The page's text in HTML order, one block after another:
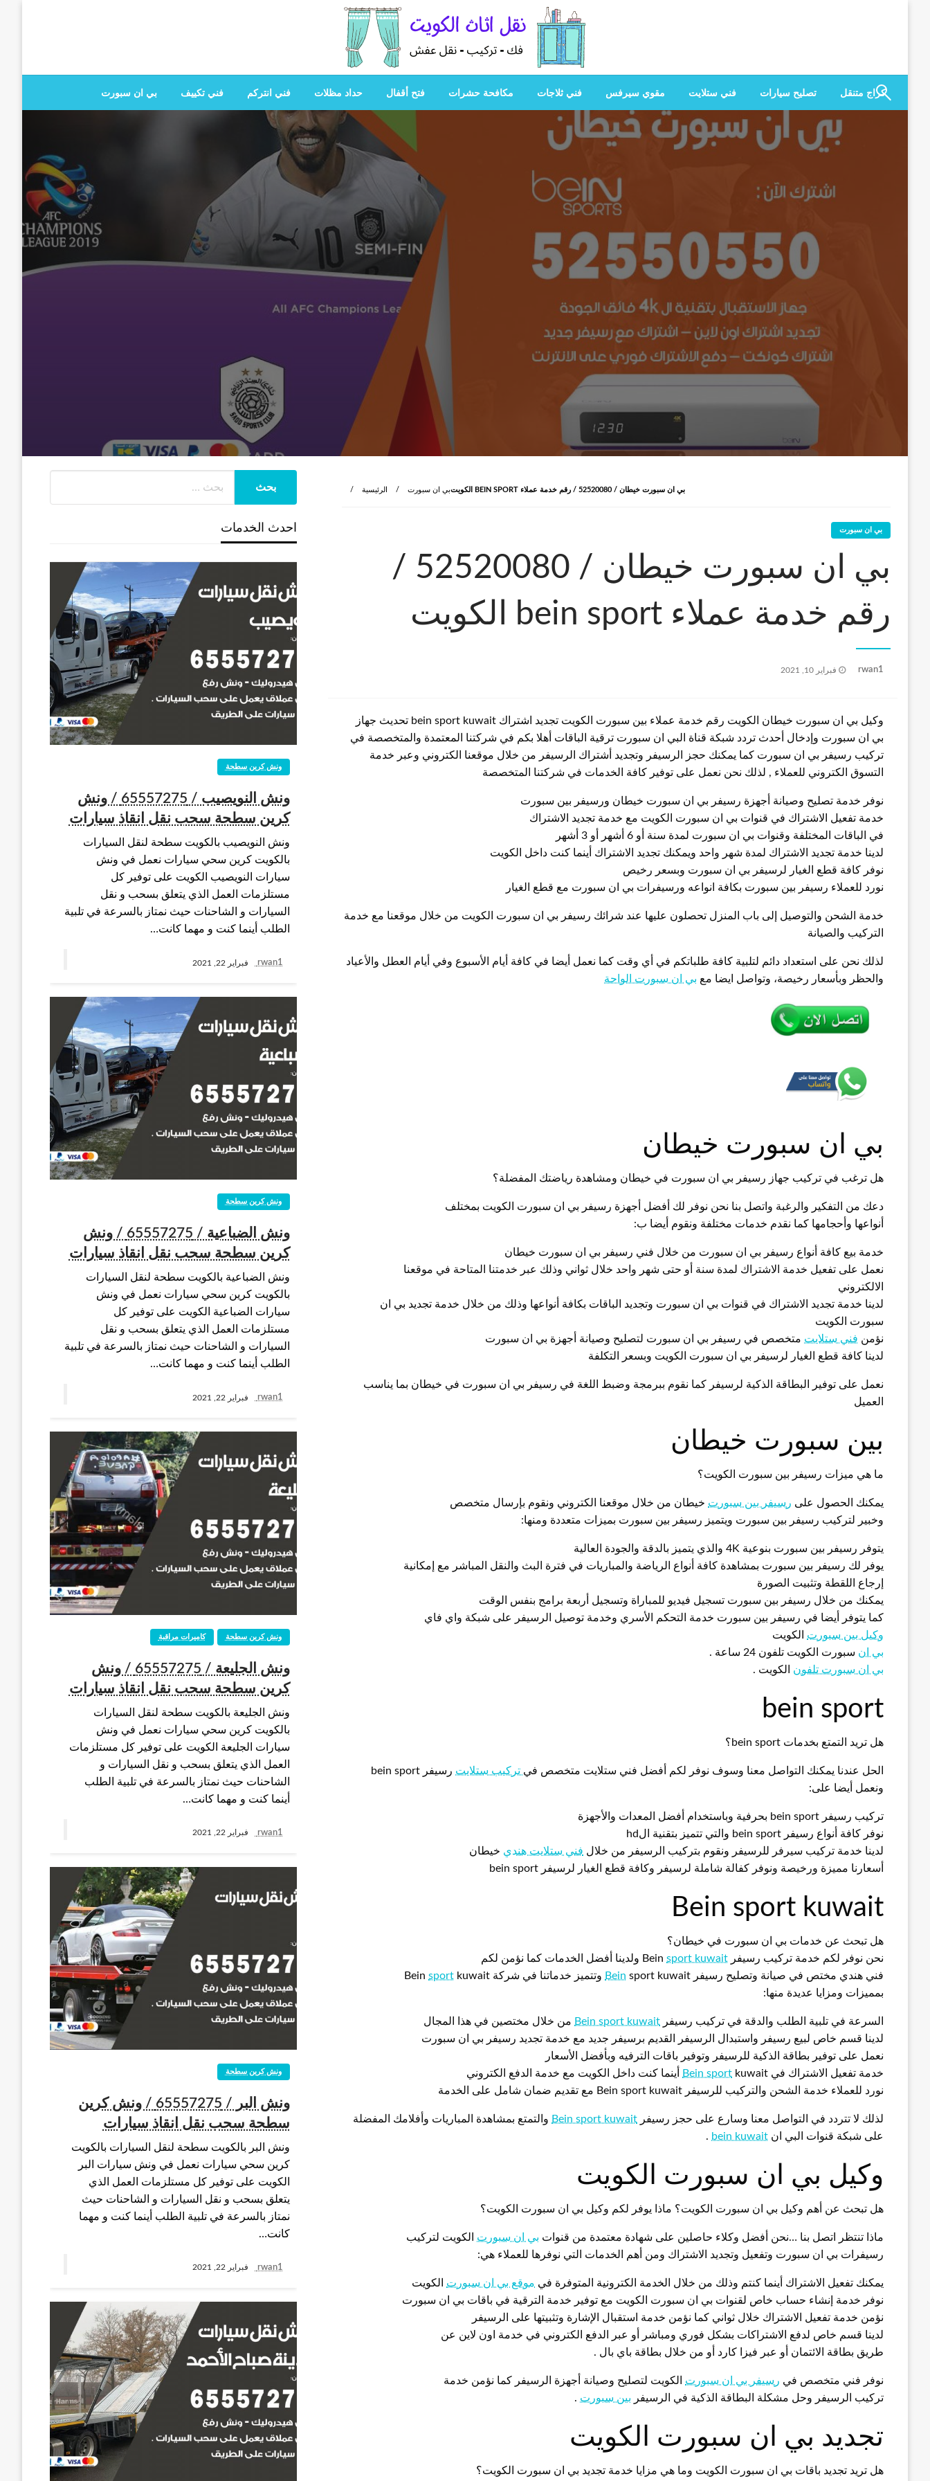
هل تبحث
هل تبحث عن أفضل خدمات بالكويت؟ خدمة فك نقل تركيب صيانة تصليح جميع الخدمات المنزلية في الكويت
كراج متنقل
تصليح سيارات فني ستلايت مقوي سيرفس فني ثلاجات مكافحة حشرات فتح أقفال حداد مظلات فني انتركم فني تكييف بي ان سبورت
الرئيسية بي ان سبورت بي ان سبورت خيطان / 52520080 / رقم خدمة عملاء BEIN SPORT الكويت
بي ان سبورت
بي ان سبورت خيطان / 52520080 /
رقم خدمة عملاء bein sport الكويت
rwan1
نُشر
فبراير 10, 2021
وكيل بي ان سبورت خيطان الكويت رقم خدمة عملاء بين سبورت الكويت تجديد اشتراك bein sport kuwait تحديث جهاز
بي ان سبورت وإدخال أحدث تردد شبكة قناة البي ان سبورت ترقية الباقات أهلا بكم في شركتنا المعتمدة والمتخصصة في
تركيب رسيفر بي ان سبورت كما يمكنك حجز الرسيفر وتجديد أشتراك الرسيفر من خلال موقعنا الكتروني وعبر خدمة
التسوق الكتروني للعملاء , لذلك نحن نعمل على توفير كافة الخدمات في شركتنا المتخصصة
نوفر خدمة تصليح وصيانة أجهزة رسيفر بي ان سبورت خيطان ورسيفر بين سبورت
خدمة تفعيل الاشتراك في قنوات بي ان سبورت الكويت مع خدمة تجديد الاشتراك
في الباقات المختلفة وقنوات بي ان سبورت لمدة سنة أو 6 أشهر أو 3 أشهر
لدينا خدمة تجديد الاشتراك لمدة شهر واحد ويمكنك تجديد الاشتراك أينما كنت داخل الكويت
نوفر كافة قطع الغيار لرسيفر بي ان سبورت وبسعر رخيص
نورد للعملاء رسيفر بين سبورت بكافة انواعه ورسيفرات بي ان سبورت مع قطع الغيار
خدمة الشحن والتوصيل إلى باب المنزل تحصلون عليها عند شرائك رسيفر بي ان سبورت الكويت من خلال موقعنا مع خدمة
التركيب والصيانة
لذلك نحن على استعداد دائم لتلبية كافة طلباتكم في أي وقت كما نعمل أيضا في كافة أيام الأسبوع وفي أيام العطل والأعياد
والحظر وبأسعار رخيصة، وتواصل ايضا مع بي ان سبورت الواحة
بي ان سبورت خيطان
هل ترغب في تركيب جهاز رسيفر بي ان سبورت في خيطان ومشاهدة رياضتك المفضلة؟
دعك من التفكير والرغبة واتصل بنا نحن نوفر لك أفضل أجهزة رسيفر بي ان سبورت الكويت بمختلف
أنواعها وأحجامها كما نقدم خدمات مختلفة ونقوم أيضا ب:
خدمة بيع كافة أنواع رسيفر بي ان سبورت من خلال فني رسيفر بي ان سبورت خيطان
نعمل على تفعيل خدمة الاشتراك لمدة سنة أو حتى شهر واحد خلال ثواني وذلك عبر خدمتنا المتاحة في موقعنا
الالكتروني
لدينا خدمة تجديد الاشتراك في قنوات بي ان سبورت وتجديد الباقات بكافة أنواعها وذلك من خلال خدمة تجديد بي ان
سبورت الكويت
نؤمن فني ستلايت متخصص في رسيفر بي ان سبورت لتصليح وصيانة أجهزة بي ان سبورت
لدينا كافة قطع الغيار لرسيفر بي ان سبورت الكويت وبسعر التكلفة
نعمل على توفير البطاقة الذكية لرسيفر كما نقوم ببرمجة وضبط اللغة في رسيفر بي ان سبورت في خيطان بما يناسب
العميل
بين سبورت خيطان
ما هي ميزات رسيفر بين سبورت الكويت؟
يمكنك الحصول على رسيفر بين سبورت خيطان من خلال موقعنا الكتروني ونقوم بإرسال متخصص
وخبير لتركيب رسيفر بين سبورت ويتميز رسيفر بين سبورت بميزات متعددة ومنها:
يتوفر رسيفر بين سبورت بنوعية 4K والذي يتميز بالدقة والجودة العالية
يوفر لك رسيفر بين سبورت بمشاهدة كافة أنواع الرياضة والمباريات في فترة البث والنقل المباشر مع إمكانية
إرجاع اللقطة وتثبيت الصورة
يمكنك من خلال رسيفر بين سبورت تسجيل فيديو للمباراة وتسجيل أربعة برامج بنفس الوقت
كما يتوفر أيضا في رسيفر بين سبورت خدمة التحكم الأسري وخدمة توصيل الرسيفر على شبكة واي فاي
وكيل بين سبورت الكويت
بي ان سبورت الكويت تلفون 24 ساعة .
بي ان سبورت تلفون الكويت .
bein sport
هل تريد التمتع بخدمات bein sport؟
الحل عندنا يمكنك التواصل معنا وسوف نوفر لكم أفضل فني ستلايت متخصص في تركيب ستلايت
رسيفر bein sport
ونعمل أيضا على:
تركيب رسيفر bein sport بحرفية وباستخدام أفضل المعدات والأجهزة
نوفر كافة أنواع رسيفر bein sport والتي تتميز بتقنية الhd
لدينا خدمة تركيب سيرفر للرسيفر ونقوم بتركيب الرسيفر من خلال فني ستلايت هندي خيطان
أسعارنا مميزة ورخيصة ونوفر كفالة شاملة لرسيفر وكافة قطع الغيار لرسيفر bein sport
Bein sport kuwait
هل تبحث عن خدمات بي ان سبورت في خيطان؟
نحن نوفر لكم خدمة تركيب رسيفر Bein sport kuwait
ولدينا أفضل الخدمات كما نؤمن لكم
فني هندي مختص في صيانة وتصليح رسيفر
Bein sport kuwait وتتميز خدماتنا في شركة Bein sport kuwait
بمميزات ومزايا عديدة منها:
السرعة في تلبية الطلب والدقة في تركيب رسيفر Bein sport kuwait من خلال مختصين في هذا المجال
لدينا قسم خاص لبيع رسيفر واستبدال الرسيفر القديم برسيفر جديد مع خدمة تجديد رسيفر بي ان سبورت
نعمل على توفير بطاقة الذكية للرسيفر وتوفير باقات الترفيه وبأفضل الأسعار
خدمة تفعيل الاشتراك في
Bein sport kuwait أينما كنت داخل الكويت مع خدمة الدفع الكتروني
نورد للعملاء خدمة الشحن والتركيب للرسيفر Bein sport kuwait مع تقديم ضمان شامل على الخدمة
لذلك لا تتردد في التواصل معنا وسارع على حجز رسيفر Bein sport kuwait والتمتع بمشاهدة المباريات وأفلامك المفضلة
على شبكة قنوات البي ان bein kuwait
.
وكيل بي ان سبورت الكويت
هل تبحث عن أهم وكيل بي ان سبورت الكويت؟ ماذا يوفر لكم وكيل بي ان سبورت الكويت؟
ماذا تنتظر اتصل بنا …نحن أفضل وكلاء حاصلين على شهادة معتمدة من قنوات بي ان سبورت الكويت لتركيب
رسيفرات بي ان سبورت وتفعيل وتجديد الاشتراك ومن أهم الخدمات التي نوفرها للعملاء هي:
يمكنك تفعيل الاشتراك أينما كنتم وذلك من خلال الخدمة الكترونية المتوفرة في موقع بي ان سبورت الكويت
نوفر خدمة إنشاء حساب خاص لقنوات بي ان سبورت الكويت مع توفير خدمة الترقية في باقات بي ان سبورت
نؤمن خدمة تفعيل الاشتراك خلال ثواني كما نؤمن خدمة استقبال الإشارة وتثبيتها على الرسيفر
لدينا قسم خاص لدفع الاشتراكات بشكل فوري ومباشر أو عبر الدفع الكتروني في خدمة اون لاين عن
طريق بطاقة الائتمان أو عبر فيزا كارد أو من خلال بطاقة باي بال .
نوفر فني متخصص في رسيفر بي ان سبورت الكويت لتصليح وصيانة أجهزة الرسيفر كما نؤمن خدمة
تركيب الرسيفر وحل مشكلة البطاقة الذكية في الرسيفر بين سبورت .
تجديد بي ان سبورت الكويت
هل تريد تجديد باقات بي ان سبورت الكويت وما هي مزايا خدمة تجديد بي ان سبورت الكويت؟
احدث الخدمات
ونش كرين سطحة
ونش النويصيب / 65557275 / ونش
كرين سطحة سحب نقل انقاذ سيارات
ونش النويصيب بالكويت سطحة لنقل السيارات
بالكويت كرين سحي سيارات نعمل في ونش
سيارات النويصيب الكويت على توفير كل
مستلزمات العمل الذي يتعلق بسحب و نقل
السيارات و الشاحنات حيث نمتاز بالسرعة في تلبية
الطلب أينما كنت و مهما كانت…
rwan1 فبراير 22, 2021
ونش كرين سطحة
ونش الضباعية / 65557275 / ونش
كرين سطحة سحب نقل انقاذ سيارات
ونش الضباعية بالكويت سطحة لنقل السيارات
بالكويت كرين سحي سيارات نعمل في ونش
سيارات الضباعية الكويت على توفير كل
مستلزمات العمل الذي يتعلق بسحب و نقل
السيارات و الشاحنات حيث نمتاز بالسرعة في تلبية
الطلب أينما كنت و مهما كانت…
rwan1 فبراير 22, 2021
كاميرات مراقبة ونش كرين سطحة
ونش الجليعة / 65557275 / ونش
كرين سطحة سحب نقل انقاذ سيارات
ونش الجليعة بالكويت سطحة لنقل السيارات
بالكويت كرين سحي سيارات نعمل في ونش
سيارات الجليعة الكويت على توفير كل مستلزمات
العمل الذي يتعلق بسحب و نقل السيارات و
الشاحنات حيث نمتاز بالسرعة في تلبية الطلب
أينما كنت و مهما كانت…
rwan1 فبراير 22, 2021
ونش كرين سطحة
ونش البر / 65557275 / ونش كرين
سطحة سحب نقل انقاذ سيارات
ونش البر بالكويت سطحة لنقل السيارات بالكويت
كرين سحي سيارات نعمل في ونش سيارات البر
الكويت على توفير كل مستلزمات العمل الذي
يتعلق بسحب و نقل السيارات و الشاحنات حيث
نمتاز بالسرعة في تلبية الطلب أينما كنت و مهما
كانت…
rwan1 فبراير 22, 2021